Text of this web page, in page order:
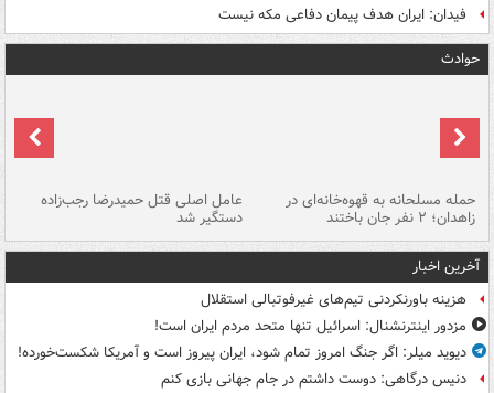
فیدان: ایران هدف پیمان دفاعی مکه نیست
حوادث
حمله مسلحانه به قهوه‌خانه‌ای در
زاهدان؛ ۲ نفر جان باختند
عامل اصلی قتل حمیدرضا رجب‌زاده
دستگیر شد
آخرین اخبار
هزینه باورنکردنی تیم‌های غیرفوتبالی استقلال
مزدور اینترنشنال: اسرائیل تنها متحد مردم ایران است!
دیوید میلر: اگر جنگ امروز تمام شود، ایران پیروز است و آمریکا شکست‌خورده!
دنیس درگاهی: دوست داشتم در جام جهانی بازی کنم